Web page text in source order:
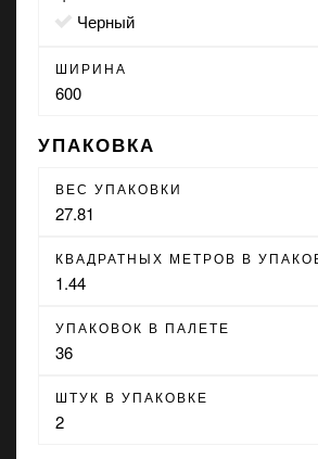
черный
ШИРИНА
600
УПАКОВКА
ВЕС УПАКОВКИ
27.81
КВАДРАТНЫХ МЕТРОВ В
1.44
УПАКОВОК В ПАЛЕТЕ
36
ШТУК В УПАКОВКЕ
2